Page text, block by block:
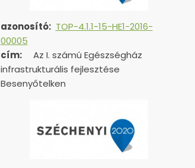
azonosító: TOP-4.1.1-15-HE1-2016-
00005
cím:
Az I. számú Egészségház
infrastrukturális fejlesztése
Besenyőtelken